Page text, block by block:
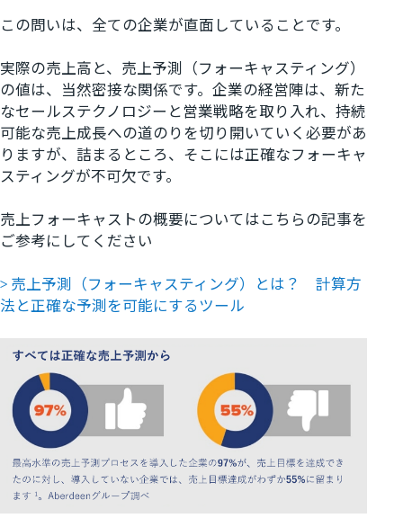
この問いは、全ての企業が直面していることです。
実際の売上高と、売上予測（フォーキャスティング）
の値は、当然密接な関係です。企業の経営陣は、新た
なセールステクノロジーと営業戦略を取り入れ、持続
可能な売上成長への道のりを切り開いていく必要があ
りますが、詰まるところ、そこには正確なフォーキャ
スティングが不可欠です。
売上フォーキャストの概要についてはこちらの記事を
ご参考にしてください
> 売上予測（フォーキャスティング）とは？ 計算方
法と正確な予測を可能にするツール